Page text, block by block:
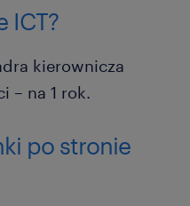
ICT?
kierownicza
– na 1 rok.
po stronie